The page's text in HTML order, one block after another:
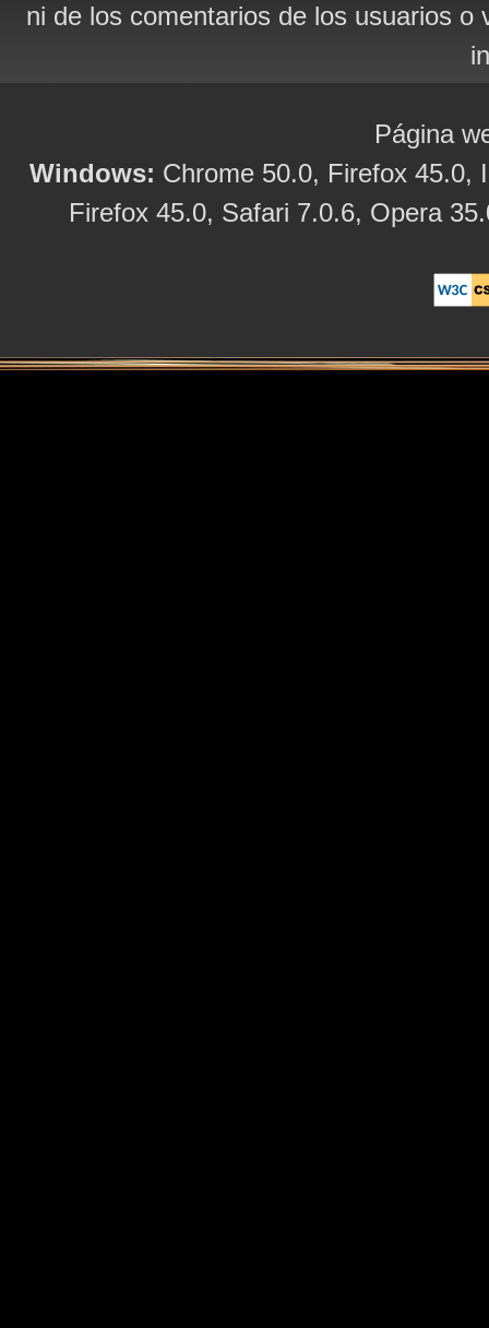
ni de los comentarios de los usuarios
Página
Windows: Chrome 50.0, Firefox 45.0,
Firefox 45.0, Safari 7.0.6, Opera